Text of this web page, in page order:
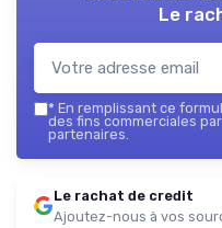
Le
* En remplissant ce
des fins commerciales
partenaires.
Le rachat de credit
Ajoutez-nous à vos